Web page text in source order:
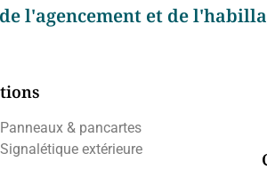
l'agencement et de
Panneaux & pancartes
Signalétique extérieure